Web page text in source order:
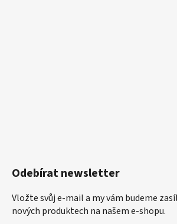
Odebírat newsletter
Vložte svůj e-mail a my vám budeme
nových produktech na našem e-shopu.